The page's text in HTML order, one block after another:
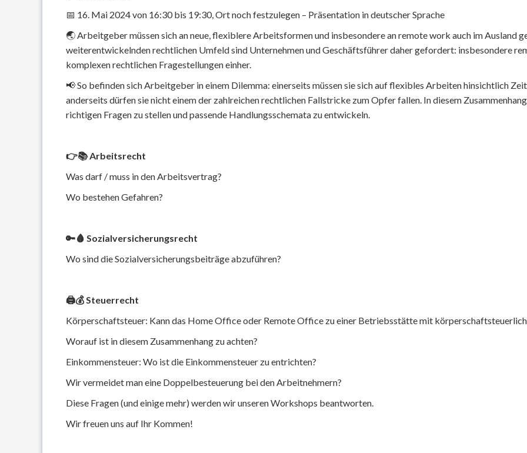
📅 16. Mai 2024 von 16:30 bis 19:30, Ort noch festzulegen – Präsentation in deutscher Sprache
🌏 Arbeitgeber müssen sich an neue, flexiblere Arbeitsformen und insbesondere an remote work auch im Ausland
weiterentwickelnden rechtlichen Umfeld sind Unternehmen und Geschäftsführer daher gefordert: insbesondere
komplexen rechtlichen Fragestellungen einher.
📢 So befinden sich Arbeitgeber in einem Dilemma: einerseits müssen sie sich auf flexibles Arbeiten hinsichtlich
anderseits dürfen sie nicht einem der zahlreichen rechtlichen Fallstricke zum Opfer fallen. In diesem
richtigen Fragen zu stellen und passende Handlungsschemata zu entwickeln.
👉📚 Arbeitsrecht
Was darf / muss in den Arbeitsvertrag?
Wo bestehen Gefahren?
🔑🩸 Sozialversicherungsrecht
Wo sind die Sozialversicherungsbeiträge abzuführen?
🖨💰 Steuerrecht
Körperschaftsteuer: Kann das Home Office oder Remote Office zu einer Betriebsstätte mit
Worauf ist in diesem Zusammenhang zu achten?
Einkommensteuer: Wo ist die Einkommensteuer zu entrichten?
Wir vermeidet man eine Doppelbesteuerung bei den Arbeitnehmern?
Diese Fragen (und einige mehr) werden wir unseren Workshops beantworten.
Wir freuen uns auf Ihr Kommen!